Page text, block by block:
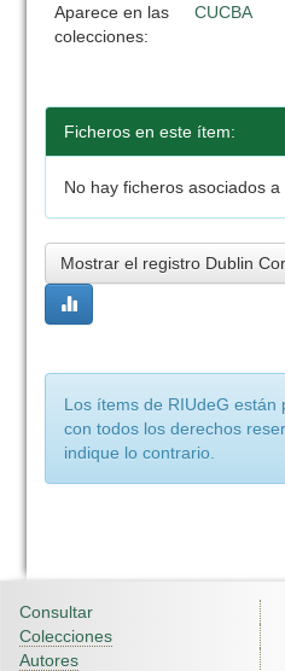
Aparece en las
colecciones:
CUCBA
Ficheros en este ítem:
No hay ficheros asociados a
Mostrar el registro Dublin
Los ítems de RIUdeG están
con todos los derechos
indique lo contrario.
Consultar
Colecciones
Autores